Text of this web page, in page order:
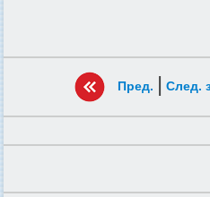
Пред. | След.